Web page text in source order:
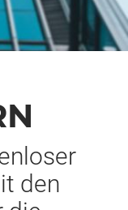
den